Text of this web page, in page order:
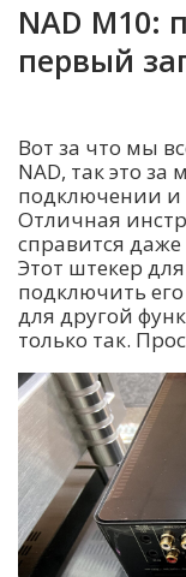
NAD M10:
первый
Вот за что мы
NAD, так это за
подключении и
Отличная
справится
Этот штекер
подключить
для другой
только так.